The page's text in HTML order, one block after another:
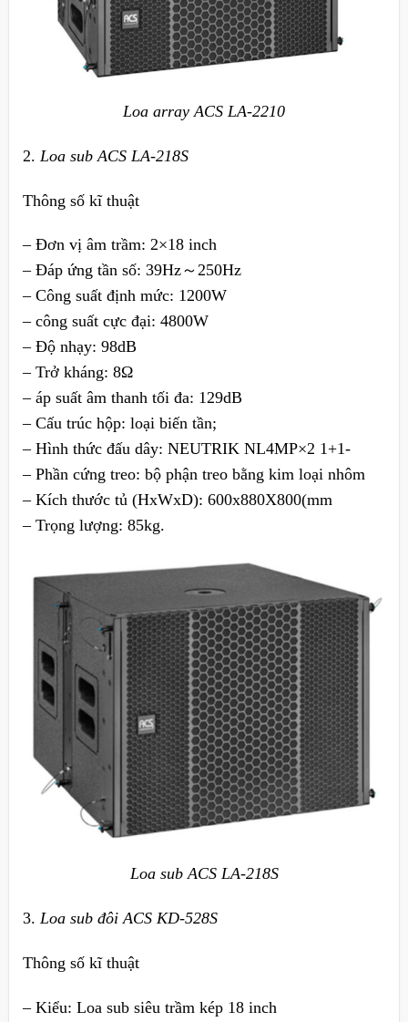
Loa array ACS LA-2210
2. Loa sub ACS LA-218S
Thông số kĩ thuật
– Đơn vị âm trầm: 2×18 inch
– Đáp ứng tần số: 39Hz～250Hz
– Công suất định mức: 1200W
– công suất cực đại: 4800W
– Độ nhạy: 98dB
– Trở kháng: 8Ω
– áp suất âm thanh tối đa: 129dB
– Cấu trúc hộp: loại biến tần;
– Hình thức đấu dây: NEUTRIK NL4MP×2 1+1-
– Phần cứng treo: bộ phận treo bằng kim loại nhôm
– Kích thước tủ (HxWxD): 600x880X800(mm
– Trọng lượng: 85kg.
Loa sub ACS LA-218S
3. Loa sub đôi ACS KD-528S
Thông số kĩ thuật
– Kiểu: Loa sub siêu trầm kép 18 inch